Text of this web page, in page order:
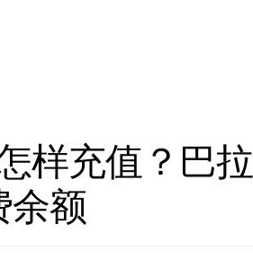
样充值？巴拉
余额